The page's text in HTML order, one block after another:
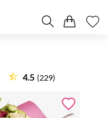
4.5 (229)